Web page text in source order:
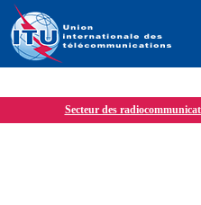
Secteur des